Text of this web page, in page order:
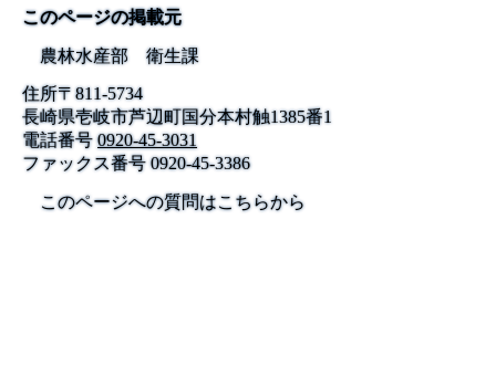
このページの掲載元
農林水産部 衛生課
住所〒811-5734
長崎県壱岐市芦辺町国分本村触1385番1
電話番号 0920-45-3031
ファックス番号0920-45-3386
このページへの質問はこちらから